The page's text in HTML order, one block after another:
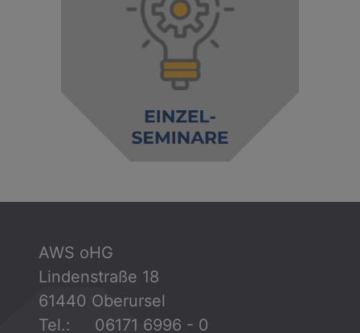
AWS oHG
Lindenstraße 18
61440 Oberursel
Tel.: 06171 6996 - 0